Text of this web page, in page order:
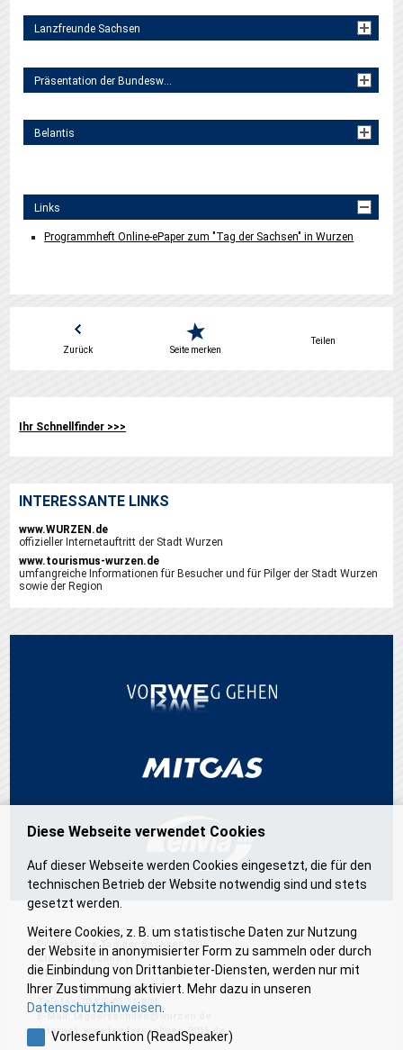
Lanzfreunde Sachsen
Präsentation der Bundeswehr
Belantis
Links
Programmheft Online-ePaper zum "Tag der Sachsen" in Wurzen
Zurück Seite merken
Teilen
Ihr Schnellfinder >>>
INTERESSANTE LINKS
www.WURZEN.de
offizieller Internetauftritt der Stadt Wurzen
www.tourismus-wurzen.de
umfangreiche Informationen für Besucher und für Pilger der Stadt Wurzen
sowie der Region
"Tag der Sachsen 2015"
Projektbüro Tag der Sachsen 2015
Str. des Friedens 11
04808 Wurzen
Telefon: 03425/85 31-805
Telefax: 03425/85 31-804
E-Mail:tagdersachsen@wurzen.de
Internet:
www.tagdersachsen-2015.de
Diese Webseite verwendet Cookies
Auf dieser Webseite werden Cookies eingesetzt, die für den
technischen Betrieb der Website notwendig sind und stets
gesetzt werden.
Weitere Cookies, z. B. um statistische Daten zur Nutzung
der Website in anonymisierter Form zu sammeln oder durch
die Einbindung von Drittanbieter-Diensten, werden nur mit
Ihrer Zustimmung aktiviert. Mehr dazu in unseren
Datenschutzhinweisen.
Vorlesefunktion (ReadSpeaker)